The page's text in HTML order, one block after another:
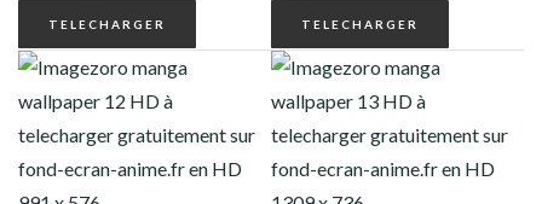
TELECHARGER TELECHARGER